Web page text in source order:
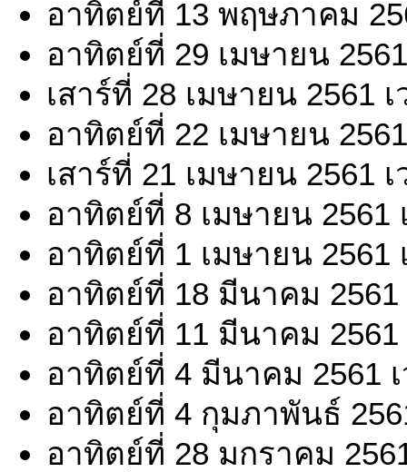
อาทิตย์ที่ 13 พฤษภาคม
อาทิตย์ที่ 29 เมษายน
เสาร์ที่ 28 เมษายน 2561
อาทิตย์ที่ 22 เมษายน
เสาร์ที่ 21 เมษายน 2561
อาทิตย์ที่ 8 เมษายน 2561
อาทิตย์ที่ 1 เมษายน 2561
อาทิตย์ที่ 18 มีนาคม 2561
อาทิตย์ที่ 11 มีนาคม 2561
อาทิตย์ที่ 4 มีนาคม 2561
อาทิตย์ที่ 4 กุมภาพันธ์
อาทิตย์ที่ 28 มกราคม